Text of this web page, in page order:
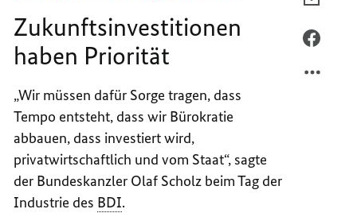
Zukunftsinvestitionen
haben Priorität
„Wir müssen dafür Sorge tragen, dass
Tempo entsteht, dass wir Bürokratie
abbauen, dass investiert wird,
privatwirtschaftlich und vom Staat“, sagte
der Bundeskanzler Olaf Scholz beim Tag der
Industrie des BDI.